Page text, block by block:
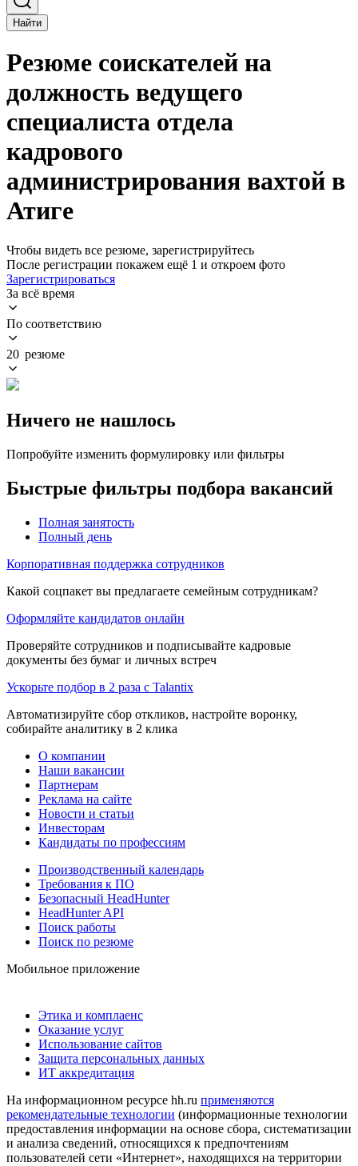
Найти
Резюме соискателей на
должность ведущего
специалиста отдела
кадрового
администрирования вахтой в
Атиге
Чтобы видеть все резюме, зарегистрируйтесь
После регистрации покажем ещё 1 и откроем фото
Зарегистрироваться
За всё время
По соответствию
20 резюме
Ничего не нашлось
Попробуйте изменить формулировку или фильтры
Быстрые фильтры подбора вакансий
Полная занятость
Полный день
Корпоративная поддержка сотрудников
Какой соцпакет вы предлагаете семейным сотрудникам?
Оформляйте кандидатов онлайн
Проверяйте сотрудников и подписывайте кадровые
документы без бумаг и личных встреч
Ускорьте подбор в 2 раза с Talantix
Автоматизируйте сбор откликов, настройте воронку,
собирайте аналитику в 2 клика
О компании
Наши вакансии
Партнерам
Реклама на сайте
Новости и статьи
Инвесторам
Кандидаты по профессиям
Производственный календарь
Требования к ПО
Безопасный HeadHunter
HeadHunter API
Поиск работы
Поиск по резюме
Мобильное приложение
Этика и комплаенс
Оказание услуг
Использование сайтов
Защита персональных данных
ИТ аккредитация
На информационном ресурсе hh.ru применяются
рекомендательные технологии (информационные технологии
предоставления информации на основе сбора, систематизации
и анализа сведений, относящихся к предпочтениям
пользователей сети «Интернет», находящихся на территории